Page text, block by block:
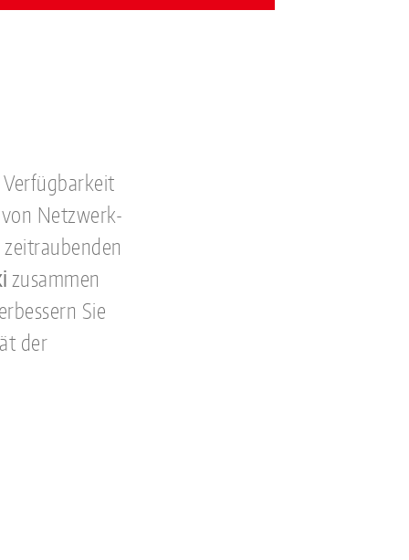
Netzwerk-
zusammen
Sie
der